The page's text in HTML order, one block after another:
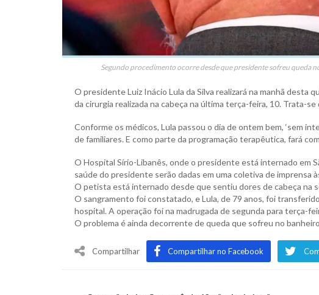
Segundo procedimento ocorre desde que presidente sofreu queda
O presidente Luiz Inácio Lula da Silva realizará na manhã desta
da cirurgia realizada na cabeça na última terça-feira, 10. Trata-
Conforme os médicos, Lula passou o dia de ontem bem, ‘sem
de familiares. E como parte da programação terapêutica, fará
O Hospital Sírio-Libanês, onde o presidente está internado em
saúde do presidente serão dadas em uma coletiva de imprensa
O petista está internado desde que sentiu dores de cabeça na
O sangramento foi constatado, e Lula, de 79 anos, foi
hospital. A operação foi na madrugada de segunda para terça-
O problema é ainda decorrente de queda que sofreu no
Compartilhar Compartilhar no Facebook